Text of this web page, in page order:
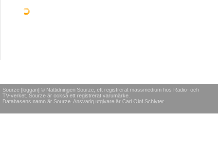
POLITIK & SAMHÄLLE
Lissabonfördraget
PETER LILJA
2008-10-27 21:07:00
bergen."
Kommentarer
2008-02-10 17:53:00
då
2007-05-